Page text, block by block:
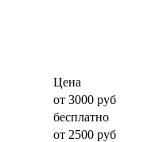
Цена
от 3000 руб
бесплатно
от 2500 руб